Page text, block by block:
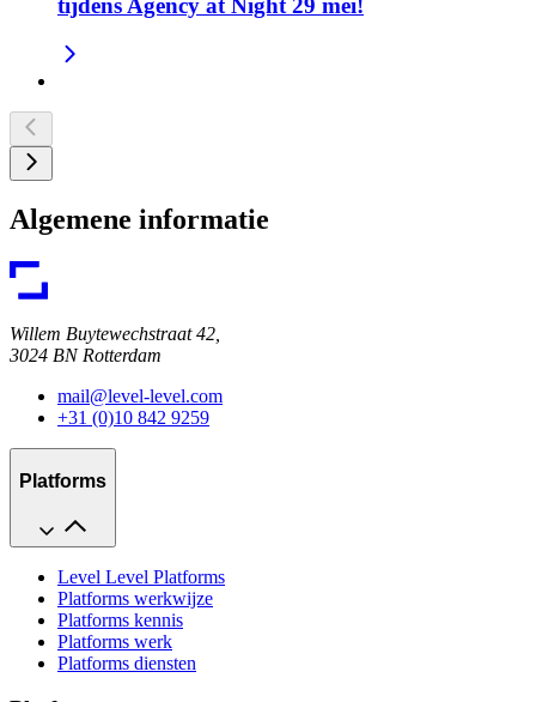
tijdens Agency at Night 29 mei!
Algemene informatie
Willem Buytewechstraat 42,
3024 BN Rotterdam
mail@level-level.com
+31 (0)10 842 9259
Platforms
Level Level Platforms
Platforms werkwijze
Platforms kennis
Platforms werk
Platforms diensten